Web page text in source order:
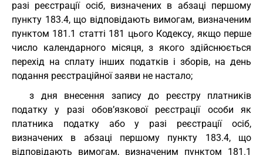
разі реєстрації осіб, визначених в абзаці першому
пункту 183.4, що відповідають вимогам, визначеним
пунктом 181.1 статті 181 цього Кодексу, якщо перше
число календарного місяця, з якого здійснюється
перехід на сплату інших податків і зборів, на день
подання реєстраційної заяви не настало;
з дня внесення запису до реєстру платників
податку у разі обов’язкової реєстрації особи як
платника податку або у разі реєстрації осіб,
визначених в абзаці першому пункту 183.4, що
відповідають вимогам, визначеним пунктом 181.1